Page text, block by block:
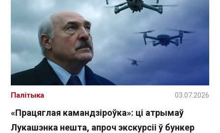
«Працяглая камандзіроўка»: ці атрымаў
Лукашэнка нешта, апроч экскурсіі ў бункер
Палітыка 03.07.2026